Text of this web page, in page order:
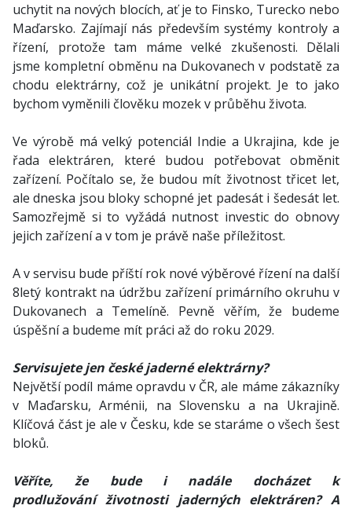
uchytit na nových blocích, ať je to Finsko, Turecko nebo
Maďarsko. Zajímají nás především systémy kontroly a
řízení, protože tam máme velké zkušenosti. Dělali
jsme kompletní obměnu na Dukovanech v podstatě za
chodu elektrárny, což je unikátní projekt. Je to jako
bychom vyměnili člověku mozek v průběhu života.
Ve výrobě má velký potenciál Indie a Ukrajina, kde je
řada elektráren, které budou potřebovat obměnit
zařízení. Počítalo se, že budou mít životnost třicet let,
ale dneska jsou bloky schopné jet padesát i šedesát let.
Samozřejmě si to vyžádá nutnost investic do obnovy
jejich zařízení a v tom je právě naše příležitost.
A v servisu bude příští rok nové výběrové řízení na další
8letý kontrakt na údržbu zařízení primárního okruhu v
Dukovanech a Temelíně. Pevně věřím, že budeme
úspěšní a budeme mít práci až do roku 2029.
Servisujete jen české jaderné elektrárny?
Největší podíl máme opravdu v ČR, ale máme zákazníky
v Maďarsku, Arménii, na Slovensku a na Ukrajině.
Klíčová část je ale v Česku, kde se staráme o všech šest
bloků.
Věříte, že bude i nadále docházet k
prodlužování životnosti jaderných elektráren? A